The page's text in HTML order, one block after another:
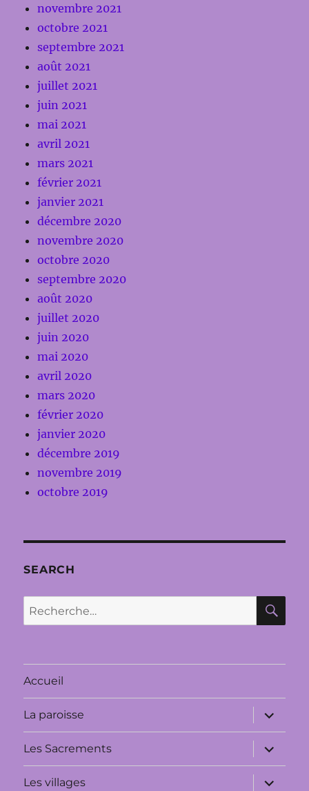
novembre 2021
octobre 2021
septembre 2021
août 2021
juillet 2021
juin 2021
mai 2021
avril 2021
mars 2021
février 2021
janvier 2021
décembre 2020
novembre 2020
octobre 2020
septembre 2020
août 2020
juillet 2020
juin 2020
mai 2020
avril 2020
mars 2020
février 2020
janvier 2020
décembre 2019
novembre 2019
octobre 2019
SEARCH
Recherche
pour :
Accueil
La paroisse
ouvrir
le
sous-
menu
Les Sacrements
ouvrir
le
sous-
menu
Les villages
ouvrir